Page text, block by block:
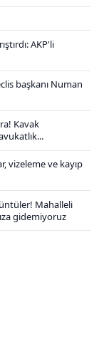
AKP'li
başkanı Numan
Kavak
vizeleme ve kayıp
Mahalleli
gidemiyoruz